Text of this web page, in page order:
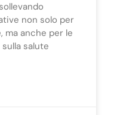
non solo per
ma anche per le
salute